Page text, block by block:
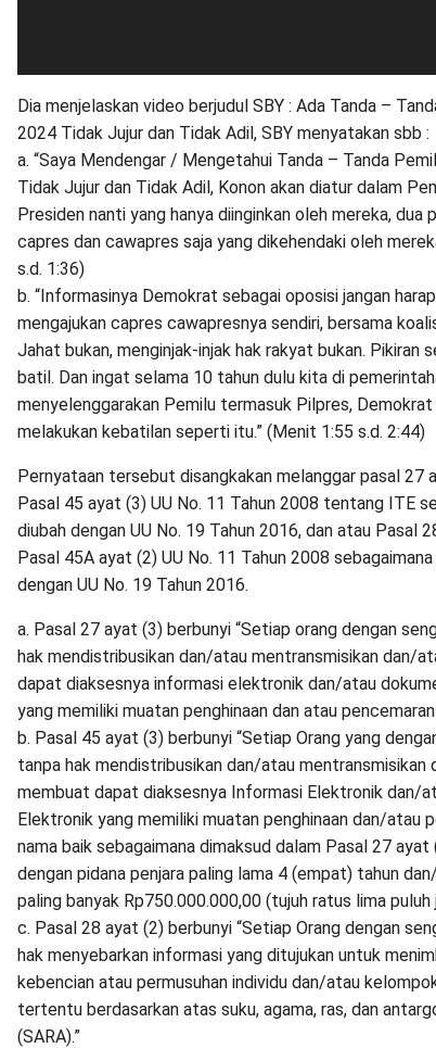
Dia menjelaskan video berjudul SBY : Ada Tanda –
2024 Tidak Jujur dan Tidak Adil, SBY menyatakan sbb :
a. “Saya Mendengar / Mengetahui Tanda – Tanda
Tidak Jujur dan Tidak Adil, Konon akan diatur dalam
Presiden nanti yang hanya diinginkan oleh mereka, dua
capres dan cawapres saja yang dikehendaki oleh
s.d. 1:36)
b. “Informasinya Demokrat sebagai oposisi jangan
mengajukan capres cawapresnya sendiri, bersama
Jahat bukan, menginjak-injak hak rakyat bukan. Pikiran
batil. Dan ingat selama 10 tahun dulu kita di
menyelenggarakan Pemilu termasuk Pilpres,
melakukan kebatilan seperti itu.” (Menit 1:55 s.d. 2:44)
Pernyataan tersebut disangkakan melanggar pasal 27
Pasal 45 ayat (3) UU No. 11 Tahun 2008 tentang ITE
diubah dengan UU No. 19 Tahun 2016, dan atau Pasal
Pasal 45A ayat (2) UU No. 11 Tahun 2008
dengan UU No. 19 Tahun 2016.
a. Pasal 27 ayat (3) berbunyi “Setiap orang dengan
hak mendistribusikan dan/atau mentransmisikan dan/
dapat diaksesnya informasi elektronik dan/atau
yang memiliki muatan penghinaan dan atau pencemaran
b. Pasal 45 ayat (3) berbunyi “Setiap Orang yang
tanpa hak mendistribusikan dan/atau mentransmisikan
membuat dapat diaksesnya Informasi Elektronik dan/
Elektronik yang memiliki muatan penghinaan dan/atau
nama baik sebagaimana dimaksud dalam Pasal 27 ayat
dengan pidana penjara paling lama 4 (empat) tahun
paling banyak Rp750.000.000,00 (tujuh ratus lima puluh
c. Pasal 28 ayat (2) berbunyi “Setiap Orang dengan
hak menyebarkan informasi yang ditujukan untuk
kebencian atau permusuhan individu dan/atau
tertentu berdasarkan atas suku, agama, ras, dan
(SARA).”